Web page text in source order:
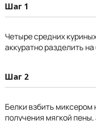
Шаг 1
Четыре средних
аккуратно разделить
Шаг 2
Белки взбить
получения мягкой